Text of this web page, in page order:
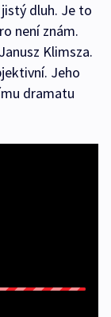
dluh. Je to
není znám.
Klimsza.
Jeho
dramatu